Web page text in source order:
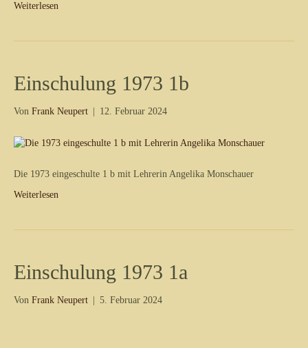
Weiterlesen
Einschulung 1973 1b
Von Frank Neupert 12. Februar 2024
Die 1973 eingeschulte 1 b mit Lehrerin Angelika Monschauer
Weiterlesen
Einschulung 1973 1a
Von Frank Neupert 5. Februar 2024